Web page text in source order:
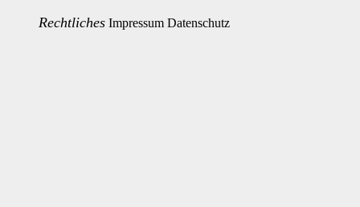
Rechtliches Impressum Datenschutz